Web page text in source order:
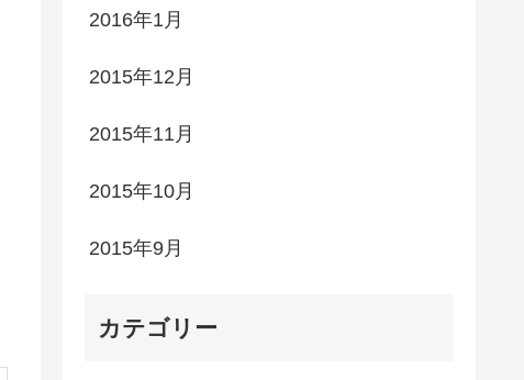
2016年1月
2015年12月
2015年11月
2015年10月
2015年9月
カテゴリー